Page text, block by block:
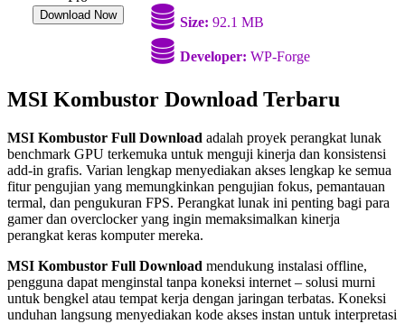
Download Now Size: 92.1 MB
Developer: WP-Forge
MSI Kombustor Download Terbaru
MSI Kombustor Full Download adalah proyek perangkat lunak
benchmark GPU terkemuka untuk menguji kinerja dan konsistensi
add-in grafis. Varian lengkap menyediakan akses lengkap ke semua
fitur pengujian yang memungkinkan pengujian fokus, pemantauan
termal, dan pengukuran FPS. Perangkat lunak ini penting bagi para
gamer dan overclocker yang ingin memaksimalkan kinerja
perangkat keras komputer mereka.
MSI Kombustor Full Download mendukung instalasi offline,
pengguna dapat menginstal tanpa koneksi internet – solusi murni
untuk bengkel atau tempat kerja dengan jaringan terbatas. Koneksi
unduhan langsung menyediakan kode akses instan untuk interpretasi